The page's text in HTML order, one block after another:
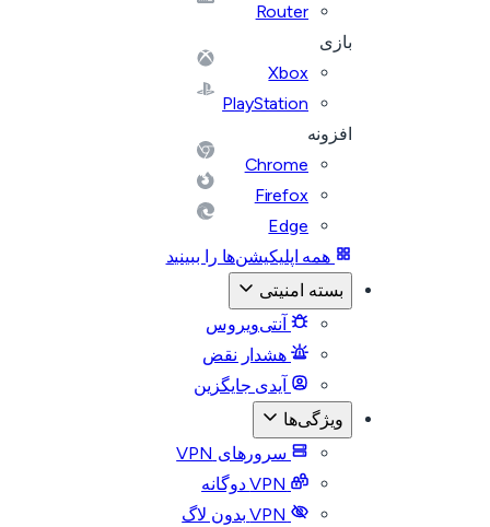
Router
بازی
Xbox
PlayStation
افزونه
Chrome
Firefox
Edge
همه اپلیکیشن‌ها را ببینید
بسته امنیتی
آنتی‌ویروس
هشدار نقض
آیدی جایگزین
ویژگی‌ها
سرورهای VPN
VPN دوگانه
VPN بدون لاگ